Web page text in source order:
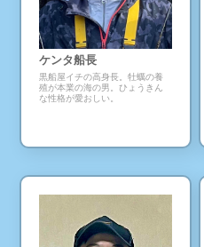
ケンタ船長
黒船屋イチの高身長。牡蠣の養
殖が本業の海の男。ひょうきん
な性格が愛おしい。